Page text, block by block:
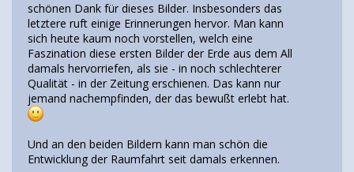
schönen Dank für dieses Bilder. Insbesonders das
letztere ruft einige Erinnerungen hervor. Man kann
sich heute kaum noch vorstellen, welch eine
Faszination diese ersten Bilder der Erde aus dem All
damals hervorriefen, als sie - in noch schlechterer
Qualität - in der Zeitung erschienen. Das kann nur
jemand nachempfinden, der das bewußt erlebt hat.
Und an den beiden Bildern kann man schön die
Entwicklung der Raumfahrt seit damals erkennen.